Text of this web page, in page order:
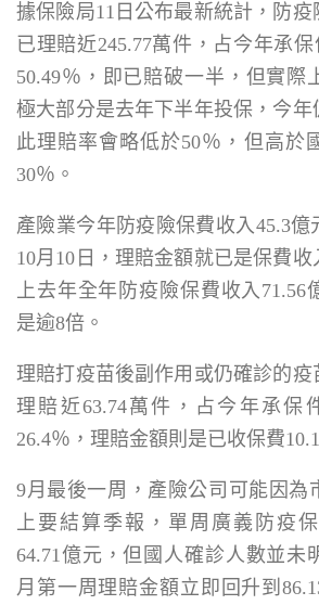
據保險局11日公布最新統計，防疫
已理賠近245.77萬件，占今年承保
50.49％，即已賠破一半，但實際
極大部分是去年下半年投保，今年
此理賠率會略低於50％，但高於
30％。
產險業今年防疫險保費收入45.3億
10月10日，理賠金額就已是保費收
上去年全年防疫險保費收入71.56
是逾8倍。
理賠打疫苗後副作用或仍確診的疫
理賠近63.74萬件，占今年承保
26.4％，理賠金額則是已收保費
9月最後一周，產險公司可能因為
上要結算季報，單周廣義防疫
64.71億元，但國人確診人數並未
月第一周理賠金額立即回升到